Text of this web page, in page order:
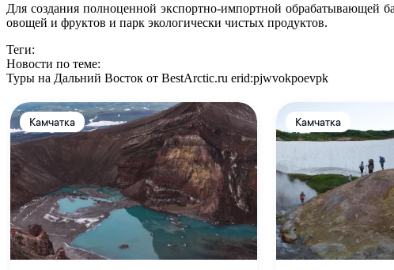
Для создания полноценной экспортно-импортной обрабатывающей
овощей и фруктов и парк экологически чистых продуктов.
Теги:
Новости по теме:
Туры на Дальний Восток от BestArctic.ru erid:pjwvokpoevpk